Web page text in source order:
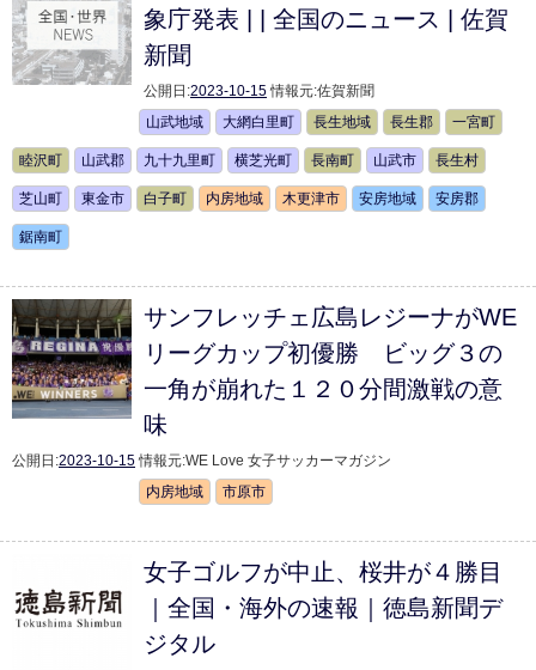
象庁発表 | | 全国のニュース | 佐賀
新聞
公開日:2023-10-15 情報元:佐賀新聞
山武地域
大網白里町 長生地域 長生郡 一宮町
睦沢町 山武郡 九十九里町 横芝光町 長南町 山武市 長生村
芝山町 東金市 白子町 内房地域 木更津市 安房地域 安房郡
鋸南町
サンフレッチェ広島レジーナがWE
リーグカップ初優勝 ビッグ３の
一角が崩れた１２０分間激戦の意
味
公開日:2023-10-15 情報元:WE Love 女子サッカーマガジン
内房地域
市原市
女子ゴルフが中止、桜井が４勝目
｜全国・海外の速報｜徳島新聞デ
ジタル